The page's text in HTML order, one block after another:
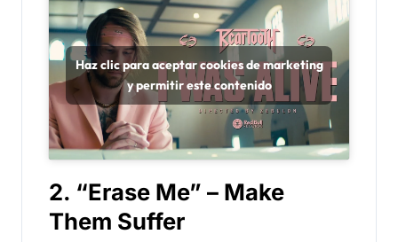
Haz clic para aceptar cookies de marketing
y permitir este contenido
2. “Erase Me” – Make
Them Suffer